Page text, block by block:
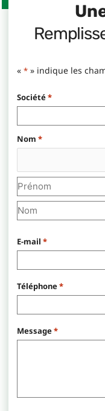
« * » indique les
Société*
Nom *
Préfixe
Prénom
Nom
E-mail *
Téléphone*
Message*